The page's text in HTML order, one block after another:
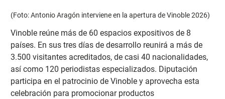
(Foto: Antonio Aragón interviene en la apertura de Vinoble 2026)
Vinoble reúne más de 60 espacios expositivos de 8
países. En sus tres días de desarrollo reunirá a más de
3.500 visitantes acreditados, de casi 40 nacionalidades,
así como 120 periodistas especializados. Diputación
participa en el patrocinio de Vinoble y aprovecha esta
celebración para promocionar productos